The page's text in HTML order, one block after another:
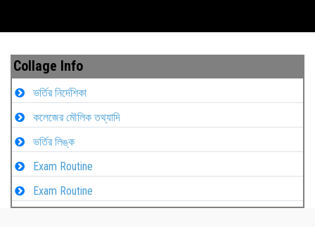
Collage Info
ভর্তির নির্দেশিকা
কলেজের মৌলিক তথ্যাদি
ভর্তির লিঙ্ক
Exam Routine
Exam Routine